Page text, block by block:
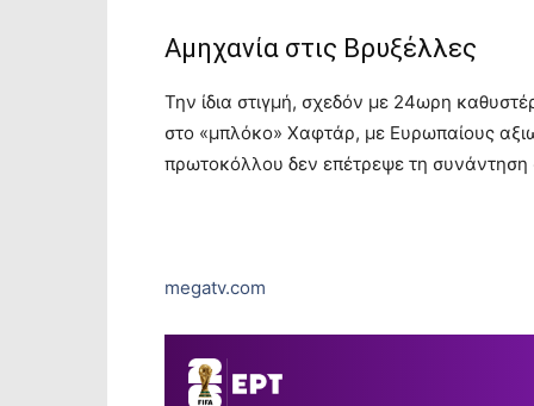
Αμηχανία στις Βρυξέλλες
Την ίδια στιγμή, σχεδόν με 24ωρη
στο «μπλόκο» Χαφτάρ, με Ευρωπαίους
πρωτοκόλλου δεν επέτρεψε τη συνάντηση
megatv.com